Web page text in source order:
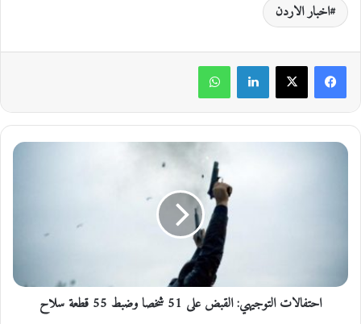
اخبار الاردن
ا
ا
احتفالات التوجيهي: القبض على 51 شخصا وضبط 55 قطعة سلاح